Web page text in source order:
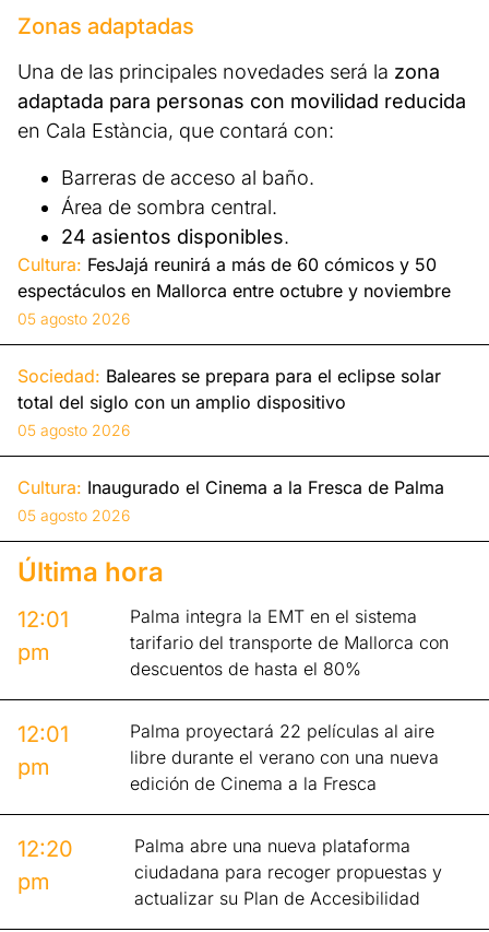
Zonas adaptadas
Una de las principales novedades será la zona
adaptada para personas con movilidad reducida
en Cala Estància, que contará con:
Barreras de acceso al baño.
Área de sombra central.
24 asientos disponibles.
Cultura: FesJajá reunirá a más de 60 cómicos y 50
espectáculos en Mallorca entre octubre y noviembre
05 agosto 2026
Sociedad: Baleares se prepara para el eclipse solar
total del siglo con un amplio dispositivo
05 agosto 2026
Cultura: Inaugurado el Cinema a la Fresca de Palma
05 agosto 2026
Última hora
12:01
pm
Palma integra la EMT en el sistema
tarifario del transporte de Mallorca con
descuentos de hasta el 80%
12:01
pm
Palma proyectará 22 películas al aire
libre durante el verano con una nueva
edición de Cinema a la Fresca
12:20
pm
Palma abre una nueva plataforma
ciudadana para recoger propuestas y
actualizar su Plan de Accesibilidad